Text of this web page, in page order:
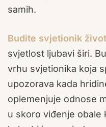
samih.
Budite svjetionik
svjetlost ljubavi širi.
vrhu svjetionika koja
upozorava kada
oplemenjuje odnose
u skoro viđenje obale